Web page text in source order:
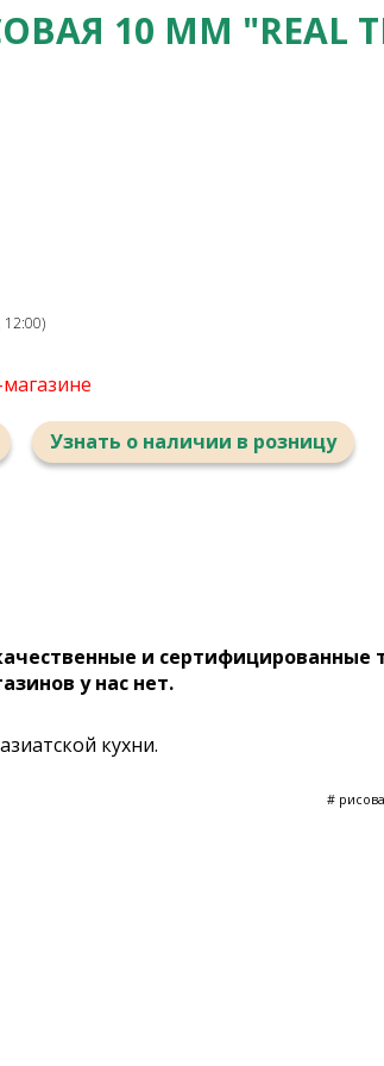
10 ММ "REAL
Узнать о наличии в розницу
и сертифицированные
у нас нет.
кухни.
#